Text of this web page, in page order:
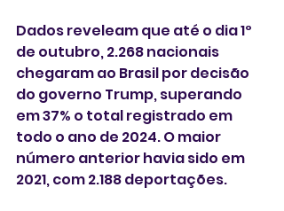
Dados reveleam que até o dia 1º
de outubro, 2.268 nacionais
chegaram ao Brasil por decisão
do governo Trump, superando
em 37% o total registrado em
todo o ano de 2024. O maior
número anterior havia sido em
2021, com 2.188 deportações.